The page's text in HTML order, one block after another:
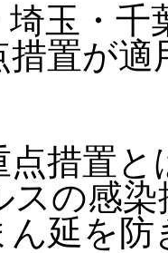
玉・千
措置が
点措置と
スの感
ん延を